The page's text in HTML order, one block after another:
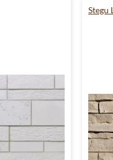
Stegu